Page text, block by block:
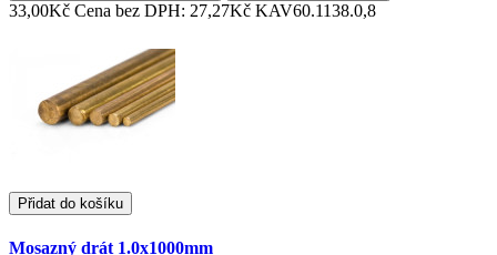
33,00Kč Cena bez DPH: 27,27Kč KAV60.1138.0,8
Přidat do košíku
Mosazný drát 1.0x1000mm